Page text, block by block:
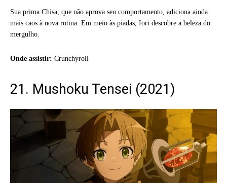
Sua prima Chisa, que não aprova seu comportamento, adiciona ainda
mais caos à nova rotina. Em meio às piadas, Iori descobre a beleza do
mergulho.
Onde assistir: Crunchyroll
21. Mushoku Tensei (2021)